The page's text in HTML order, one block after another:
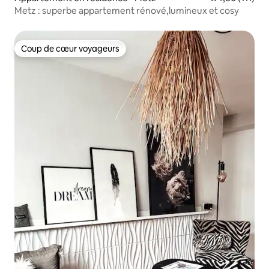
Metz : superbe appartement rénové,lumineux et cosy
Coup de cœur voyageurs
Coup de cœur voyageurs